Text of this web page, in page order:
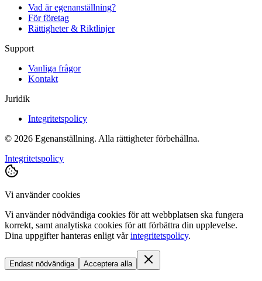
Vad är egenanställning?
För företag
Rättigheter & Riktlinjer
Support
Vanliga frågor
Kontakt
Juridik
Integritetspolicy
© 2026 Egenanställning. Alla rättigheter förbehållna.
Integritetspolicy
Vi använder cookies
Vi använder nödvändiga cookies för att webbplatsen ska fungera
korrekt, samt analytiska cookies för att förbättra din upplevelse.
Dina uppgifter hanteras enligt vår integritetspolicy.
Endast nödvändiga Acceptera alla